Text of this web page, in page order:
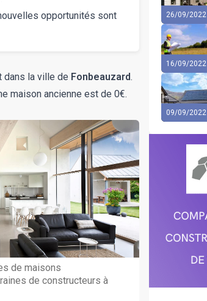
opportunités sont
dans la ville de Fonbeauzard.
maison ancienne est de 0€.
de maisons
de constructeurs à
26/09/2022
16/09/2022
09/09/2022